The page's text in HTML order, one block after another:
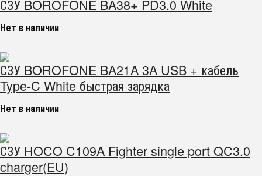
СЗУ BOROFONE BA38+ PD3.0 White
Нет в наличии
СЗУ BOROFONE BA21A 3A USB + кабель
Type-C White быстрая зарядка
Нет в наличии
СЗУ HOCO C109A Fighter single port QC3.0
charger(EU)